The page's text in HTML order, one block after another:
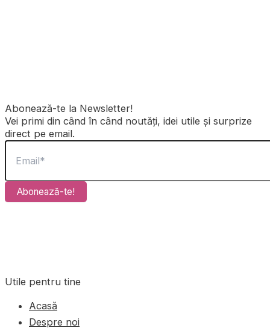
Abonează-te la Newsletter!
Vei primi din când în când noutăți, idei utile și surprize
direct pe email.
Abonează-te!
Utile pentru tine
Acasă
Despre noi